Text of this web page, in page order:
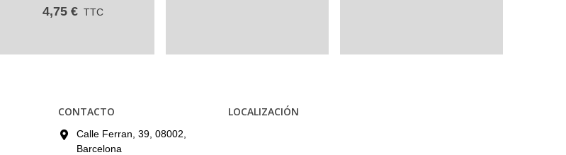
4,75 € TTC
CONTACTO
Calle Ferran, 39, 08002,
Barcelona
LOCALIZACIÓN